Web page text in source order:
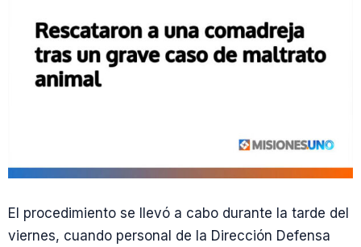
El procedimiento se llevó a cabo durante la tarde del
viernes, cuando personal de la Dirección Defensa